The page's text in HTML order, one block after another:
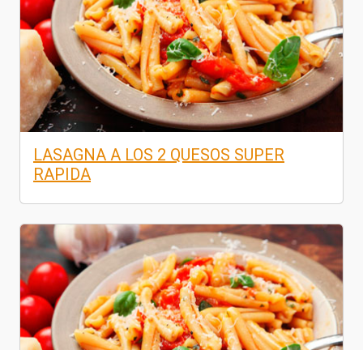
LASAGNA A LOS 2 QUESOS SUPER
RAPIDA